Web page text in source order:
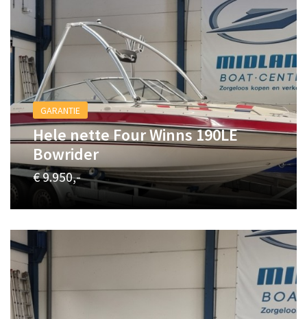
GARANTIE
Hele nette Four Winns 190LE
Bowrider
€ 9.950,-